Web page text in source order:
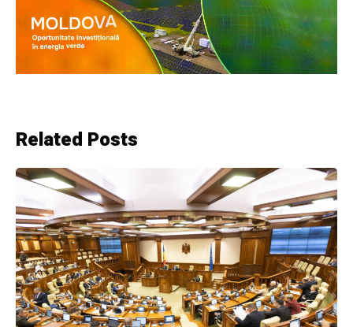
Related Posts